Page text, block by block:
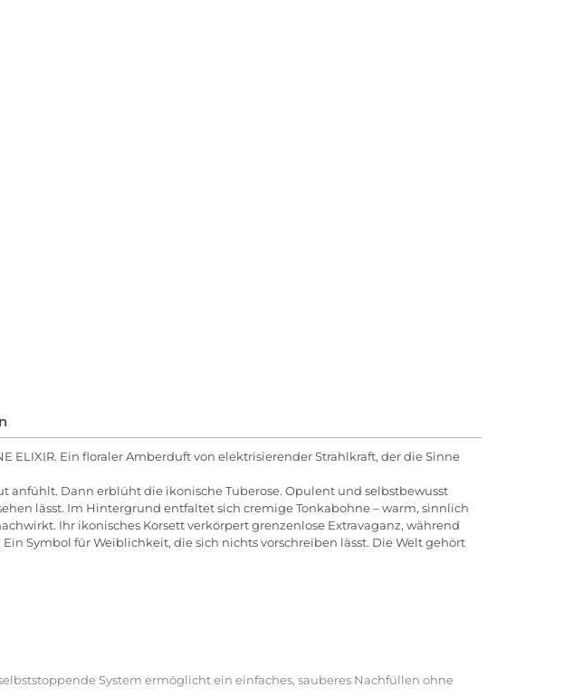
ELIXIR. Ein floraler Amberduft von elektrisierender Strahlkraft, der die Sinne
anfühlt. Dann erblüht die ikonische Tuberose. Opulent und selbstbewusst
lässt. Im Hintergrund entfaltet sich cremige Tonkabohne – warm, sinnlich
Ihr ikonisches Korsett verkörpert grenzenlose Extravaganz, während
Symbol für Weiblichkeit, die sich nichts vorschreiben lässt. Die Welt gehört
System ermöglicht ein einfaches, sauberes Nachfüllen ohne